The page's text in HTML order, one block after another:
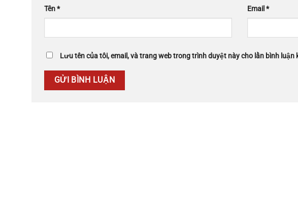
Tên* Email *
Lưu tên của tôi, email, và trang web trong trình duyệt này cho lần bình luận